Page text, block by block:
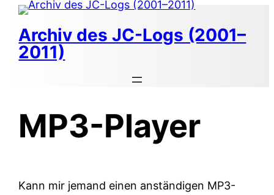
Zum
Inhalt
springen
Archiv des JC-Logs (2001–
2011)
MP3-Player
Kann mir jemand einen anständigen MP3-